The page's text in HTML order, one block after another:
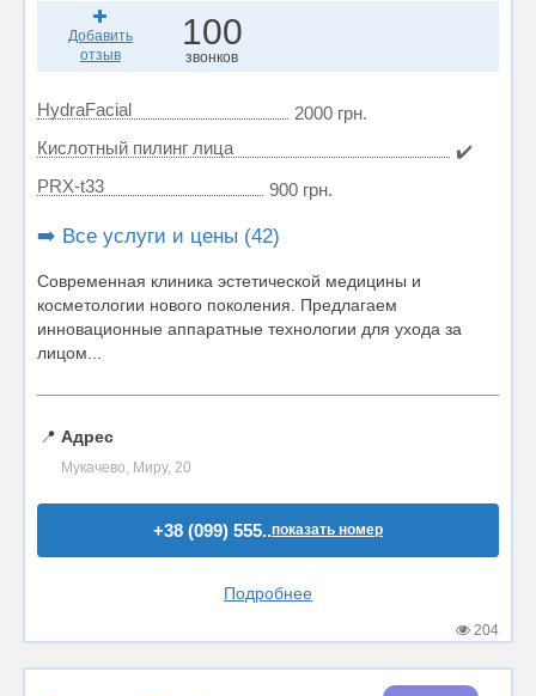
Добавить
отзыв
100
звонков
HydraFacial
2000 грн.
Кислотный пилинг лица
✔️
PRX-t33
900 грн.
➡️ Все услуги и цены (42)
Современная клиника эстетической медицины и
косметологии нового поколения. Предлагаем
инновационные аппаратные технологии для ухода за
лицом...
📍 Адрес
Мукачево, Миру, 20
+38 (099) 555..показать номер
Подробнее
204